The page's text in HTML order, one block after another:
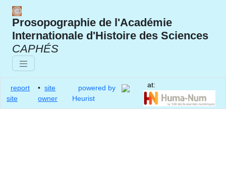
Prosopographie de l'Académie
Internationale d'Histoire des Sciences
CAPHÉS
report
site
•site
owner
powered by
Heurist
at: